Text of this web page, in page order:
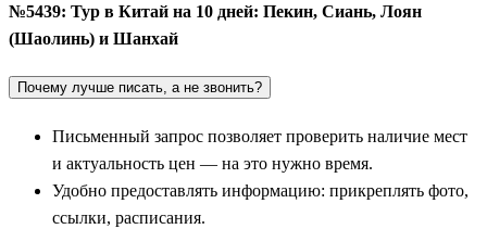
№5439: Тур в Китай на 10 дней: Пекин, Сиань, Лоян
(Шаолинь) и Шанхай
Почему лучше писать, а не звонить?
Письменный запрос позволяет проверить наличие мест
и актуальность цен — на это нужно время.
Удобно предоставлять информацию: прикреплять фото,
ссылки, расписания.